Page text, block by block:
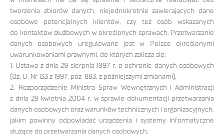
tworzenia zbiorów danych, niejednokrotnie zawierających dane
osobowe potencjalnych klientów, czy też osób wskazanych
do kontaktów służbowych w określonych sprawach. Przetwarzanie
danych osobowych uregulowane jest w Polsce określonymi
uwarunkowaniami prawnymi, do których zalicza się:
1. Ustawa z dnia 29 sierpnia 1997 r. o ochronie danych osobowych
(Dz. U. Nr 133 z 1997, poz. 883, z późniejszymi zmianami),
2. Rozporządzenie Ministra Spraw Wewnętrznych i Administracji
z dnia 29 kwietnia 2004 r. w sprawie dokumentacji przetwarzania
danych osobowych oraz warunków technicznych i organizacyjnych,
jakim powinny odpowiadać urządzenia i systemy informatyczne
służące do przetwarzania danych osobowych,